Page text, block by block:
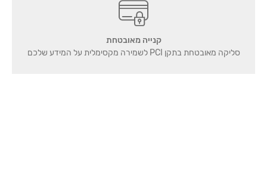
קנייה מאובטחת
סליקה מאובטחת בתקן PCI לשמירה מקסימלית על המידע שלכם